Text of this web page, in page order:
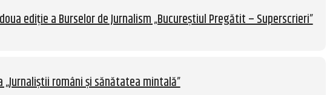
ediție a Burselor de Jurnalism „Bucureștiul Pregătit – Superscrieri”
„Jurnaliștii români și sănătatea mintală”